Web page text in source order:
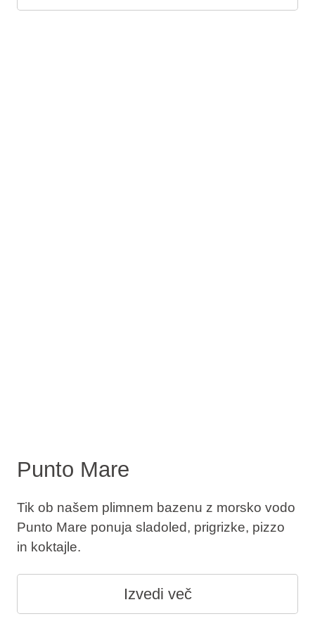
Punto Mare
Tik ob našem plimnem bazenu z morsko vodo
Punto Mare ponuja sladoled, prigrizke, pizzo
in koktajle.
Izvedi več